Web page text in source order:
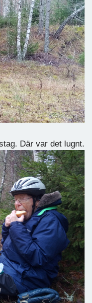
Där var det lugnt.